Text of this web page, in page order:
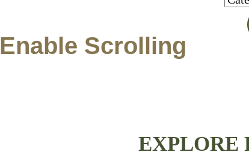
Enable Scrolling
EXPLORE